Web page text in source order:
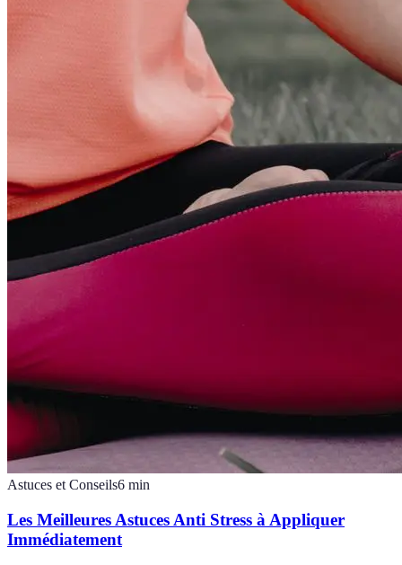
Astuces et Conseils6 min
Les Meilleures Astuces Anti Stress à Appliquer
Immédiatement